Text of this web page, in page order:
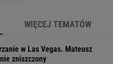
WIĘCEJ TEMATÓW
w Las Vegas. Mateusz
zniszczony